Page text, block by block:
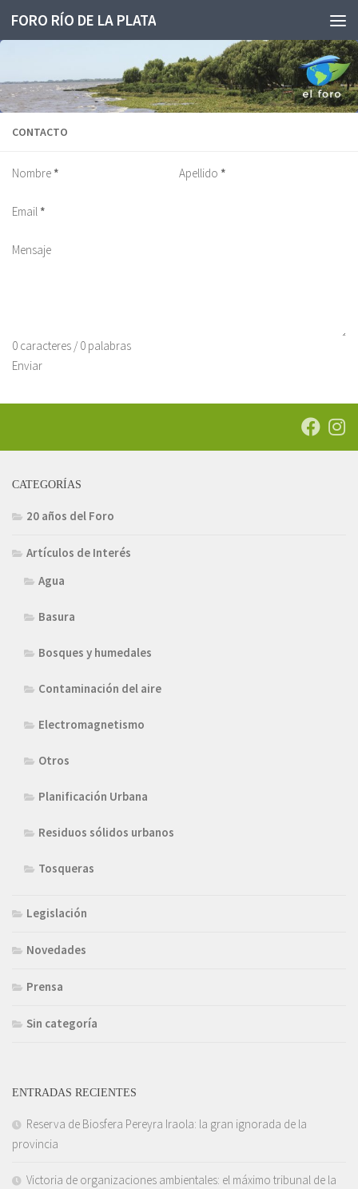
Saltar al contenido
FORO RÍO DE LA PLATA
CONTACTO
Nombre * Apellido *
Email *
Mensaje
0 caracteres / 0 palabras
Enviar
CATEGORÍAS
20 años del Foro
Artículos de Interés
Agua
Basura
Bosques y humedales
Contaminación del aire
Electromagnetismo
Otros
Planificación Urbana
Residuos sólidos urbanos
Tosqueras
Legislación
Novedades
Prensa
Sin categoría
ENTRADAS RECIENTES
Reserva de Biosfera Pereyra Iraola: la gran ignorada de la
provincia
Victoria de organizaciones ambientales: el máximo tribunal de la